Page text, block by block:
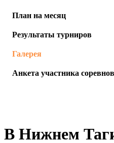
План на месяц
Результаты турниров
Галерея
Анкета участника
В Нижнем